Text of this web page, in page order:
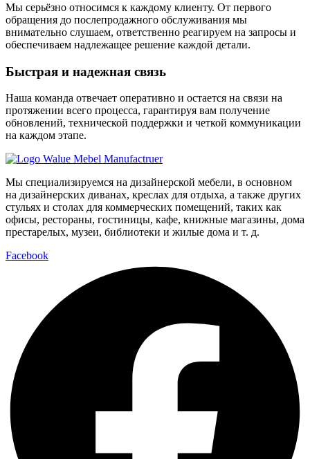
Мы серьёзно относимся к каждому клиенту. От первого
обращения до послепродажного обслуживания мы
внимательно слушаем, ответственно реагируем на запросы и
обеспечиваем надлежащее решение каждой детали.
Быстрая и надежная связь
Наша команда отвечает оперативно и остается на связи на
протяжении всего процесса, гарантируя вам получение
обновлений, технической поддержки и четкой коммуникации
на каждом этапе.
Мы специализируемся на дизайнерской мебели, в основном
на дизайнерских диванах, креслах для отдыха, а также других
стульях и столах для коммерческих помещений, таких как
офисы, рестораны, гостиницы, кафе, книжные магазины, дома
престарелых, музеи, библиотеки и жилые дома и т. д.
Facebook